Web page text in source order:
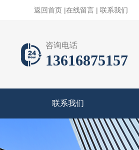
返回首页 |在线留言 | 联系我们
咨询电话
13616875157
联系我们